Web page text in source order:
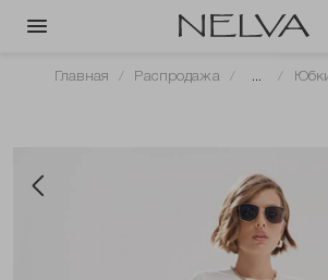
Главная Распродажа ...